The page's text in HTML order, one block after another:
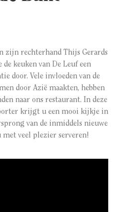
zijn rechterhand Thijs Gerards
de keuken van De Leuf een
door. Vele invloeden van de
door Azië maakten, hebben
naar ons restaurant. In deze
krijgt u een mooi kijkje in
van de inmiddels nieuwe
met veel plezier serveren!